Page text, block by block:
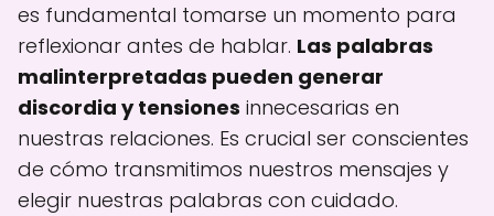
es fundamental tomarse un momento para
reflexionar antes de hablar. Las palabras
malinterpretadas pueden generar
discordia y tensiones innecesarias en
nuestras relaciones. Es crucial ser conscientes
de cómo transmitimos nuestros mensajes y
elegir nuestras palabras con cuidado.